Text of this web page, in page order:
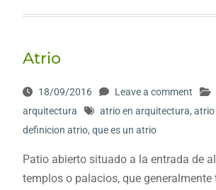
Atrio
18/09/2016 Leave a comment
arquitectura
atrio en arquitectura, atrio
definicion atrio, que es un atrio
Patio abierto situado a la entrada de
templos o palacios, que generalmente